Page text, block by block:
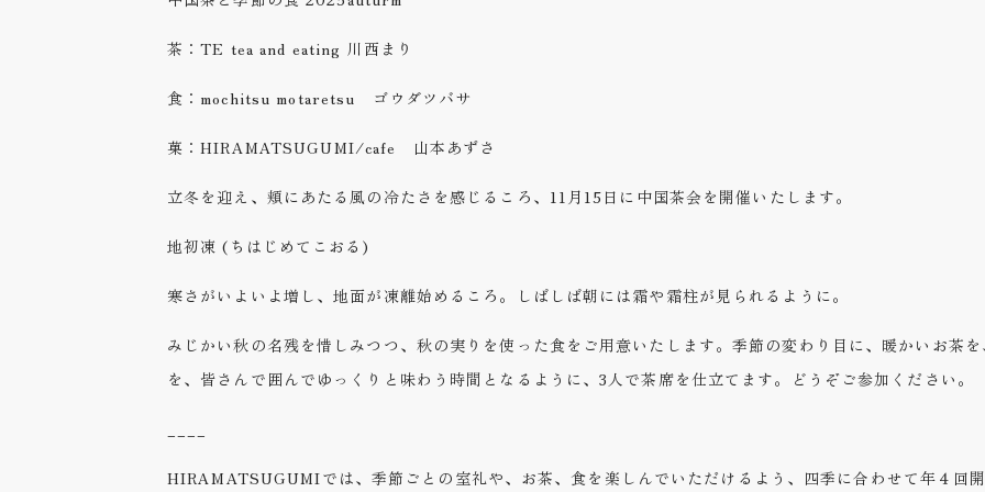
茶：TE tea and eating 川西まり
食：mochitsu motaretsu ゴウダツバサ
菓：HIRAMATSUGUMI/cafe 山本あずさ
立冬を迎え、頬にあたる風の冷たさを感じるころ、11月15日に中国茶会を開催いたします。
地初凍 (ちはじめてこおる)
寒さがいよいよ増し、地面が凍離始めるころ。しばしば朝には霜や霜柱が見られるように。
みじかい秋の名残を惜しみつつ、秋の実りを使った食をご用意いたします。季節の変わり目に、暖かいお茶を
を、皆さんで囲んでゆっくりと味わう時間となるように、3人で茶席を仕立てます。どうぞご参加ください。
HIRAMATSUGUMIでは、季節ごとの室礼や、お茶、食を楽しんでいただけるよう、四季に合わせて年４回